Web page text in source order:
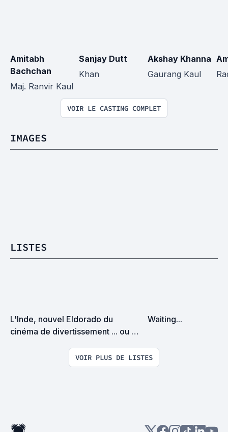
Amitabh
Bachchan
Maj. Ranvir Kaul
Sanjay Dutt
Khan
Akshay Khanna
Gaurang Kaul
VOIR LE CASTING COMPLET
IMAGES
LISTES
L'Inde, nouvel Eldorado du
cinéma de divertissement ... ou
Waiting...
VOIR PLUS DE LISTES